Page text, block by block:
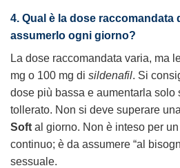
4. Qual è la dose raccomandata
assumerlo ogni giorno?
La dose raccomandata varia, ma
mg o 100 mg di sildenafil. Si
dose più bassa e aumentarla solo
tollerato. Non si deve superare
Soft al giorno. Non è inteso per
continuo; è da assumere “al
sessuale.